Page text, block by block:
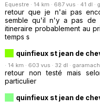
Equestre · 14 km · 687 vus · 41 dl ·
retour que je n'ai pas
semble qu'il n'y a pas de
itineraire probablement au
temps s
quinfieux st jean de
· 14 km · 603 vus · 32 dl ·
retour non testé mais
particulier
quinfieux st jean de